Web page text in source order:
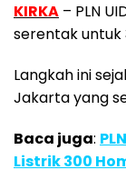
KIRKA – PLN
serentak untuk
Langkah ini
Jakarta yang
Baca juga:
Listrik 300